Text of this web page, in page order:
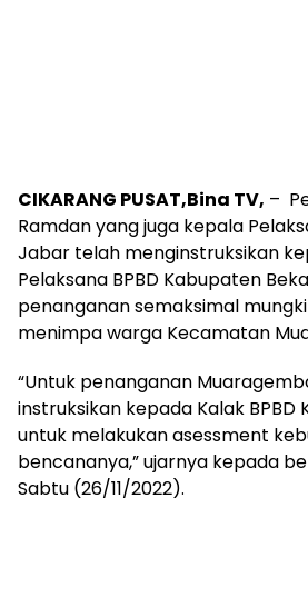
CIKARANG PUSAT,Bina TV, –
Ramdan yang juga kepala
Jabar telah menginstruksikan
Pelaksana BPBD Kabupaten
penanganan semaksimal
menimpa warga Kecamatan
“Untuk penanganan
instruksikan kepada Kalak BPBD
untuk melakukan asessment
bencananya,” ujarnya kepada
Sabtu (26/11/2022).